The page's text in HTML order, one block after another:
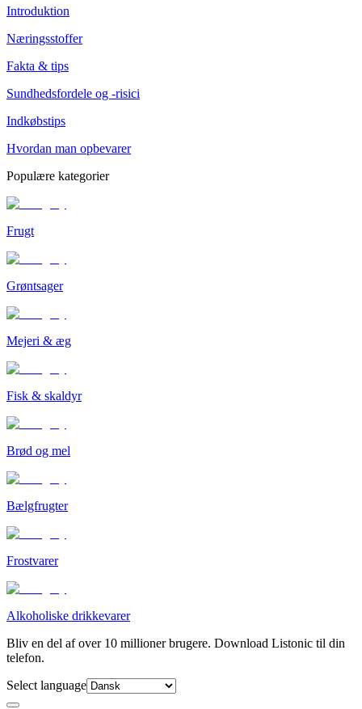
Introduktion
Næringsstoffer
Fakta & tips
Sundhedsfordele og -risici
Indkøbstips
Hvordan man opbevarer
Populære kategorier
Frugt
Grøntsager
Mejeri & æg
Fisk & skaldyr
Brød og mel
Bælgfrugter
Frostvarer
Alkoholiske drikkevarer
Bliv en del af over 10 millioner brugere. Download Listonic til din
telefon.
Select language